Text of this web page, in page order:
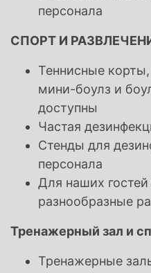
КЛУБ
КЛУБ ЛОЯЛЬНОСТИ ДЛЯ
ГОСТЕЙ
персонала
СПОРТ И
Теннисные
мини-боулз и
доступны
Частая
Стенды для
персонала
Для наших гостей
разнообразные
Тренажерный зал и
Тренажерные